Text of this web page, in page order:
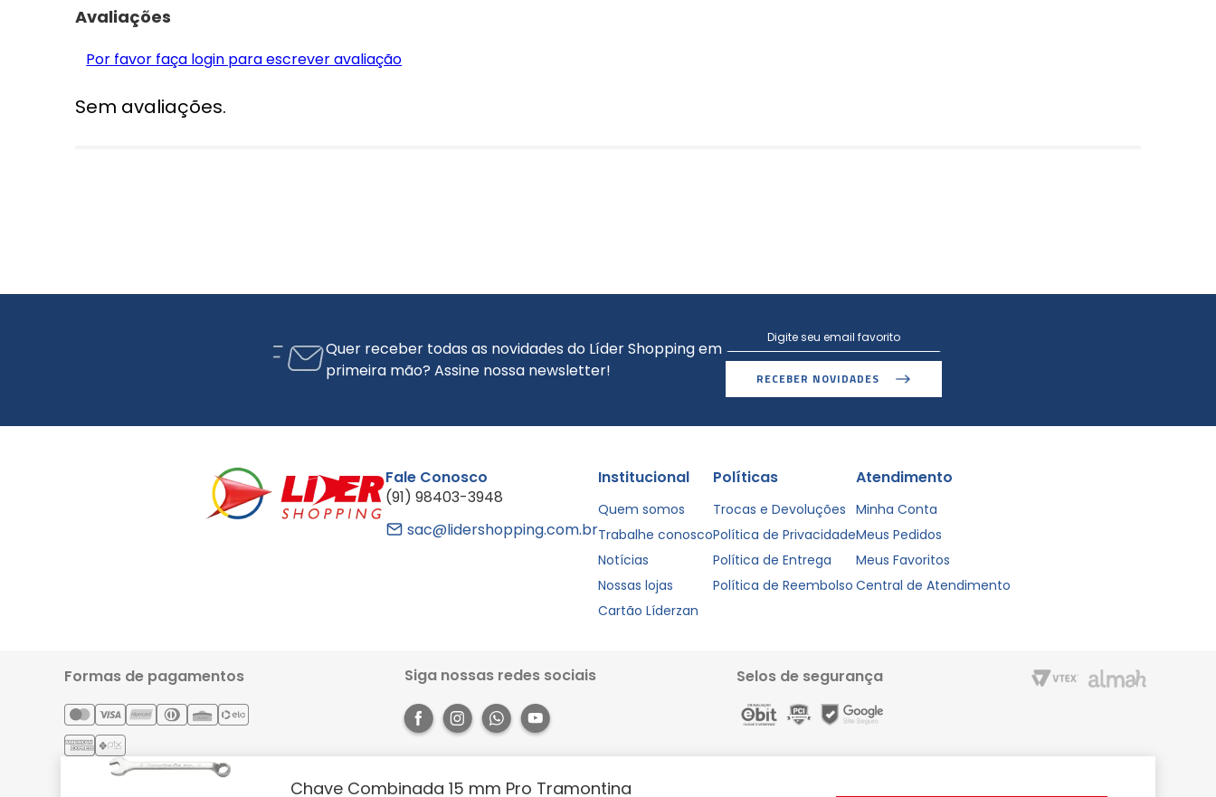
Chave Combinada 15 mm Pro Tramontina
Avaliações
Por favor faça login para escrever avaliação
Sem avaliações.
Quer receber todas as novidades do Líder Shopping em
primeira mão? Assine nossa newsletter!
RECEBER NOVIDADES
Fale Conosco
(91) 98403-3948
sac@lidershopping.com.br
Institucional
Quem somos
Trabalhe conosco
Notícias
Nossas lojas
Cartão Líderzan
Políticas
Trocas e Devoluções
Política de Privacidade
Política de Entrega
Política de Reembolso
Atendimento
Minha Conta
Meus Pedidos
Meus Favoritos
Central de Atendimento
Formas de pagamentos Siga nossas redes sociais Selos de segurança